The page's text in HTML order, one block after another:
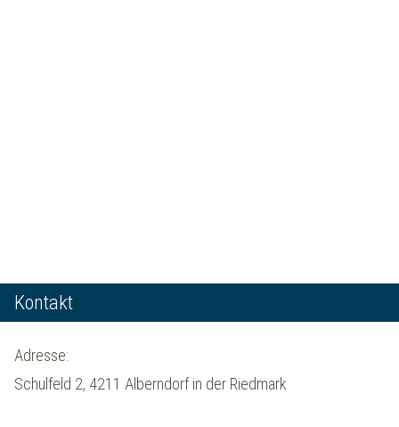
Kontakt
Adresse:
Schulfeld 2, 4211 Alberndorf in der Riedmark